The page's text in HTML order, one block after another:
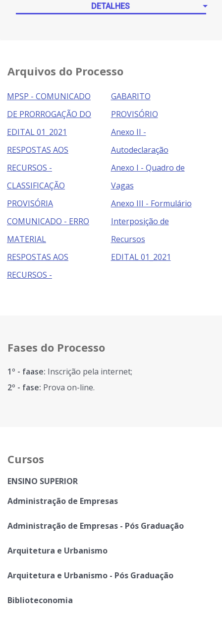
DETALHES
Arquivos do Processo
MPSP - COMUNICADO
DE PRORROGAÇÃO DO
EDITAL 01_2021
RESPOSTAS AOS
RECURSOS -
CLASSIFICAÇÃO
PROVISÓRIA
COMUNICADO - ERRO
MATERIAL
RESPOSTAS AOS
RECURSOS -
GABARITO
PROVISÓRIO
Anexo II -
Autodeclaração
Anexo I - Quadro de
Vagas
Anexo III - Formulário
Interposição de
Recursos
EDITAL 01_2021
Fases do Processo
1º - faase: Inscrição pela internet;
2º - fase: Prova on-line.
Cursos
ENSINO SUPERIOR
Administração de Empresas
Administração de Empresas - Pós Graduação
Arquitetura e Urbanismo
Arquitetura e Urbanismo - Pós Graduação
Biblioteconomia